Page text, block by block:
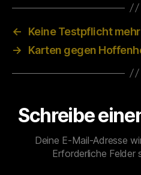
←
Keine Testpflicht
→
Karten gegen
Schreibe
Deine E-Mail-Adresse
Erforderliche Felder